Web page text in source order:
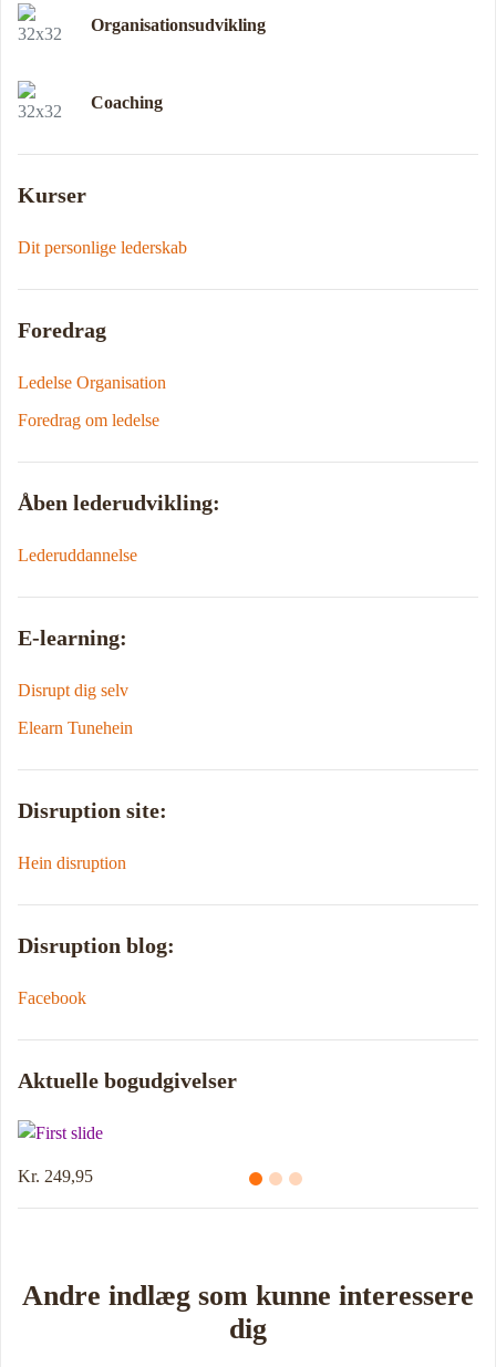
Organisationsudvikling
Coaching
Kurser
Dit personlige lederskab
Foredrag
Ledelse Organisation
Foredrag om ledelse
Åben lederudvikling:
Lederuddannelse
E-learning:
Disrupt dig selv
Elearn Tunehein
Disruption site:
Hein disruption
Disruption blog:
Facebook
Aktuelle bogudgivelser
Kr. 249,95
Andre indlæg som kunne interessere
dig